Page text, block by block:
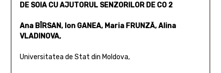
DE SOIA CU AJUTORUL SENZORILOR DE CO 2
Ana BÎRSAN, Ion GANEA, Maria FRUNZĂ, Alina
VLADINOVA,
Universitatea de Stat din Moldova,